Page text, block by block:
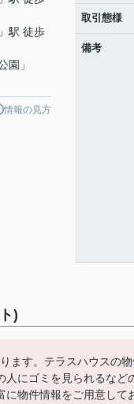
」駅 徒歩
園 」
情報の見方
取引態様
備考
)
ます。テラスハウスの
にゴミを見られるな
物件情報をご用意して